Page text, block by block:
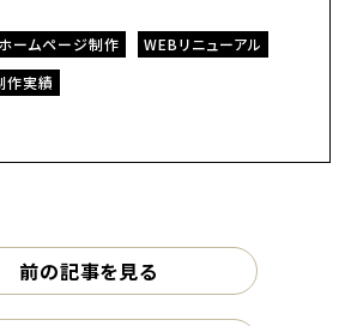
ホームページ制作
WEBリニューアル
作実績
前の記事を見る